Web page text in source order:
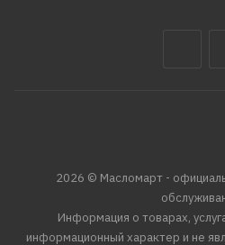
2026 © Масломарт -
Информация о товарах,
информационный характер и не